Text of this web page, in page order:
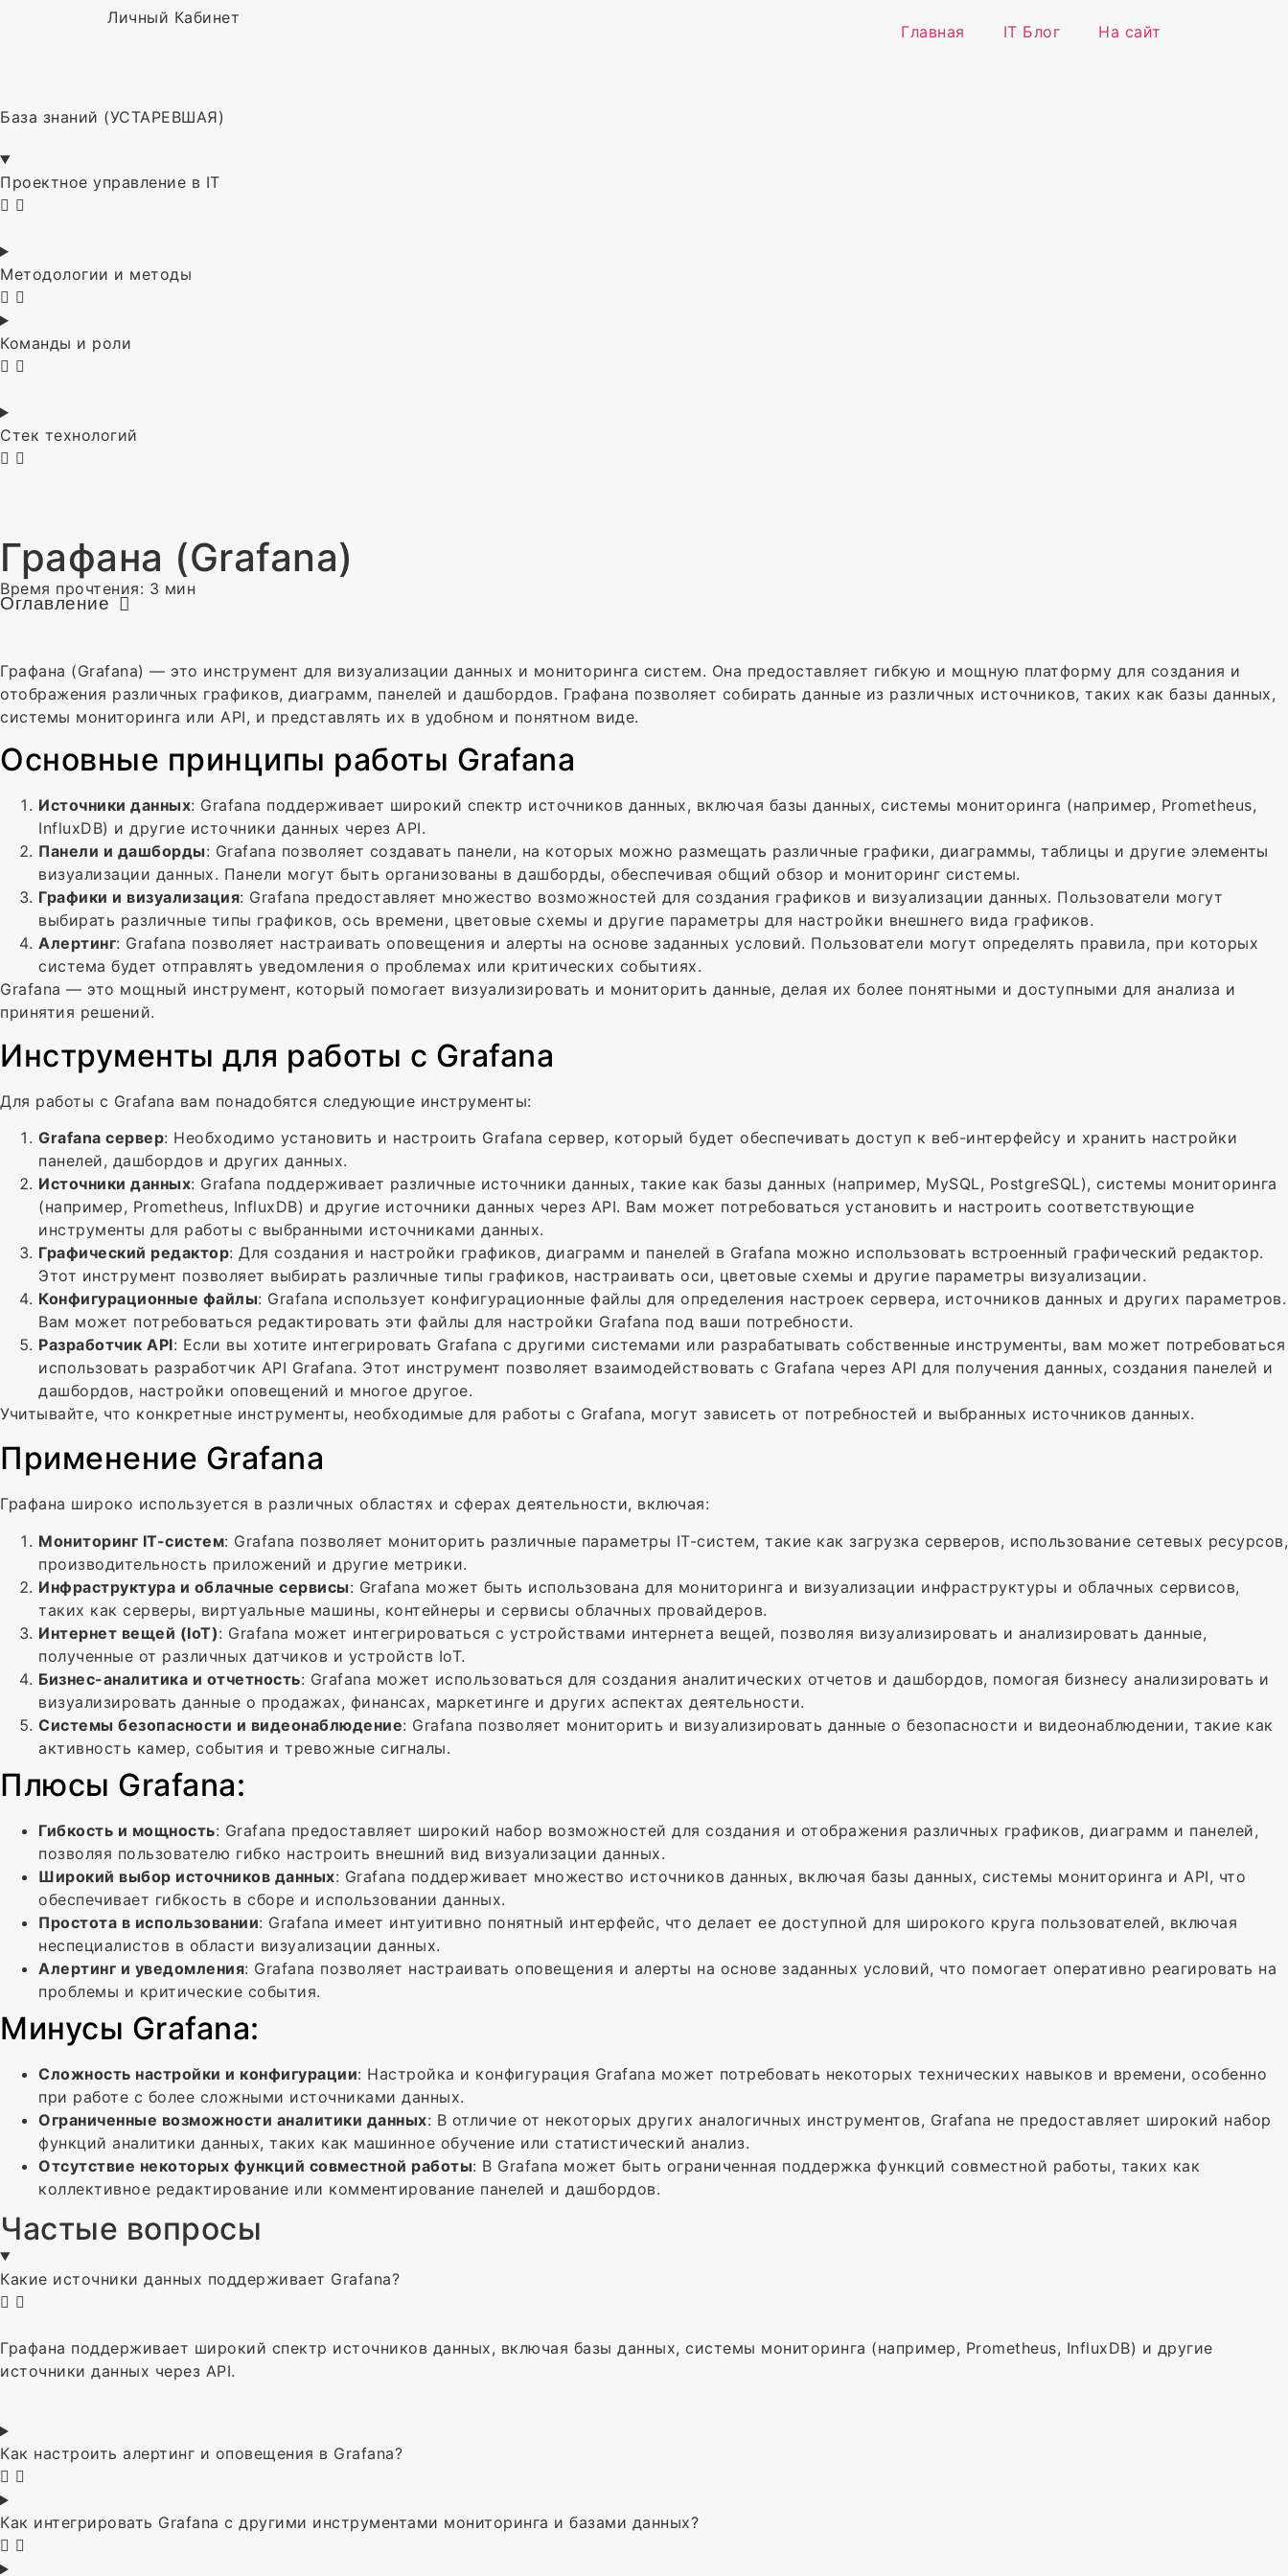
Личный Кабинет
Главная IT Блог На сайт
База знаний (УСТАРЕВШАЯ)
Проектное управление в IT
Методологии и методы
Команды и роли
Стек технологий
Графана (Grafana)
Время прочтения: 3 мин
Оглавление
Графана (Grafana) — это инструмент для визуализации данных и мониторинга систем. Она предоставляет гибкую и мощную платформу для создания и
отображения различных графиков, диаграмм, панелей и дашбордов. Графана позволяет собирать данные из различных источников, таких как базы данных,
системы мониторинга или API, и представлять их в удобном и понятном виде.
Основные принципы работы Grafana
Источники данных: Grafana поддерживает широкий спектр источников данных, включая базы данных, системы мониторинга (например, Prometheus,
InfluxDB) и другие источники данных через API.
Панели и дашборды: Grafana позволяет создавать панели, на которых можно размещать различные графики, диаграммы, таблицы и другие элементы
визуализации данных. Панели могут быть организованы в дашборды, обеспечивая общий обзор и мониторинг системы.
Графики и визуализация: Grafana предоставляет множество возможностей для создания графиков и визуализации данных. Пользователи могут
выбирать различные типы графиков, ось времени, цветовые схемы и другие параметры для настройки внешнего вида графиков.
Алертинг: Grafana позволяет настраивать оповещения и алерты на основе заданных условий. Пользователи могут определять правила, при которых
система будет отправлять уведомления о проблемах или критических событиях.
Grafana — это мощный инструмент, который помогает визуализировать и мониторить данные, делая их более понятными и доступными для анализа и
принятия решений.
Инструменты для работы с Grafana
Для работы с Grafana вам понадобятся следующие инструменты:
Grafana сервер: Необходимо установить и настроить Grafana сервер, который будет обеспечивать доступ к веб-интерфейсу и хранить настройки
панелей, дашбордов и других данных.
Источники данных: Grafana поддерживает различные источники данных, такие как базы данных (например, MySQL, PostgreSQL), системы мониторинга
(например, Prometheus, InfluxDB) и другие источники данных через API. Вам может потребоваться установить и настроить соответствующие
инструменты для работы с выбранными источниками данных.
Графический редактор: Для создания и настройки графиков, диаграмм и панелей в Grafana можно использовать встроенный графический редактор.
Этот инструмент позволяет выбирать различные типы графиков, настраивать оси, цветовые схемы и другие параметры визуализации.
Конфигурационные файлы: Grafana использует конфигурационные файлы для определения настроек сервера, источников данных и других параметров.
Вам может потребоваться редактировать эти файлы для настройки Grafana под ваши потребности.
Разработчик API: Если вы хотите интегрировать Grafana с другими системами или разрабатывать собственные инструменты, вам может потребоваться
использовать разработчик API Grafana. Этот инструмент позволяет взаимодействовать с Grafana через API для получения данных, создания панелей и
дашбордов, настройки оповещений и многое другое.
Учитывайте, что конкретные инструменты, необходимые для работы с Grafana, могут зависеть от потребностей и выбранных источников данных.
Применение Grafana
Графана широко используется в различных областях и сферах деятельности, включая:
Мониторинг IT-систем: Grafana позволяет мониторить различные параметры IT-систем, такие как загрузка серверов, использование сетевых ресурсов,
производительность приложений и другие метрики.
Инфраструктура и облачные сервисы: Grafana может быть использована для мониторинга и визуализации инфраструктуры и облачных сервисов,
таких как серверы, виртуальные машины, контейнеры и сервисы облачных провайдеров.
Интернет вещей (IoT): Grafana может интегрироваться с устройствами интернета вещей, позволяя визуализировать и анализировать данные,
полученные от различных датчиков и устройств IoT.
Бизнес-аналитика и отчетность: Grafana может использоваться для создания аналитических отчетов и дашбордов, помогая бизнесу анализировать и
визуализировать данные о продажах, финансах, маркетинге и других аспектах деятельности.
Системы безопасности и видеонаблюдение: Grafana позволяет мониторить и визуализировать данные о безопасности и видеонаблюдении, такие как
активность камер, события и тревожные сигналы.
Плюсы Grafana:
Гибкость и мощность: Grafana предоставляет широкий набор возможностей для создания и отображения различных графиков, диаграмм и панелей,
позволяя пользователю гибко настроить внешний вид визуализации данных.
Широкий выбор источников данных: Grafana поддерживает множество источников данных, включая базы данных, системы мониторинга и API, что
обеспечивает гибкость в сборе и использовании данных.
Простота в использовании: Grafana имеет интуитивно понятный интерфейс, что делает ее доступной для широкого круга пользователей, включая
неспециалистов в области визуализации данных.
Алертинг и уведомления: Grafana позволяет настраивать оповещения и алерты на основе заданных условий, что помогает оперативно реагировать на
проблемы и критические события.
Минусы Grafana:
Сложность настройки и конфигурации: Настройка и конфигурация Grafana может потребовать некоторых технических навыков и времени, особенно
при работе с более сложными источниками данных.
Ограниченные возможности аналитики данных: В отличие от некоторых других аналогичных инструментов, Grafana не предоставляет широкий набор
функций аналитики данных, таких как машинное обучение или статистический анализ.
Отсутствие некоторых функций совместной работы: В Grafana может быть ограниченная поддержка функций совместной работы, таких как
коллективное редактирование или комментирование панелей и дашбордов.
Частые вопросы
Какие источники данных поддерживает Grafana?
Графана поддерживает широкий спектр источников данных, включая базы данных, системы мониторинга (например, Prometheus, InfluxDB) и другие
источники данных через API.
Как настроить алертинг и оповещения в Grafana?
Как интегрировать Grafana с другими инструментами мониторинга и базами данных?